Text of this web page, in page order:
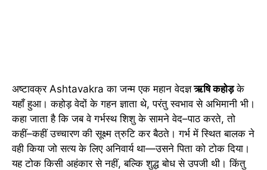
अष्टावक्र Ashtavakra का जन्म एक महान वेदज्ञऋषि कहोड़के
यहाँ हुआ। कहोड़ वेदों के गहन ज्ञाता थे, परंतु स्वभाव से अभिमानी भी।
कहा जाता है कि जब वे गर्भस्थ शिशु के सामने वेद–पाठ करते, तो
कहीं–कहीं उच्चारण की सूक्ष्म त्रुटि कर बैठते। गर्भ में स्थित बालक ने
वही किया जो सत्य के लिए अनिवार्य था—उसने पिता को टोक दिया।
यह टोक किसी अहंकार से नहीं, बल्कि शुद्ध बोध से उपजी थी। किंतु